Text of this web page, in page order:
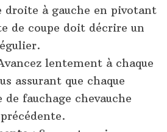
droite à gauche en pivotant
de coupe doit décrire un
lentement à chaque
assurant que chaque
de fauchage chevauche